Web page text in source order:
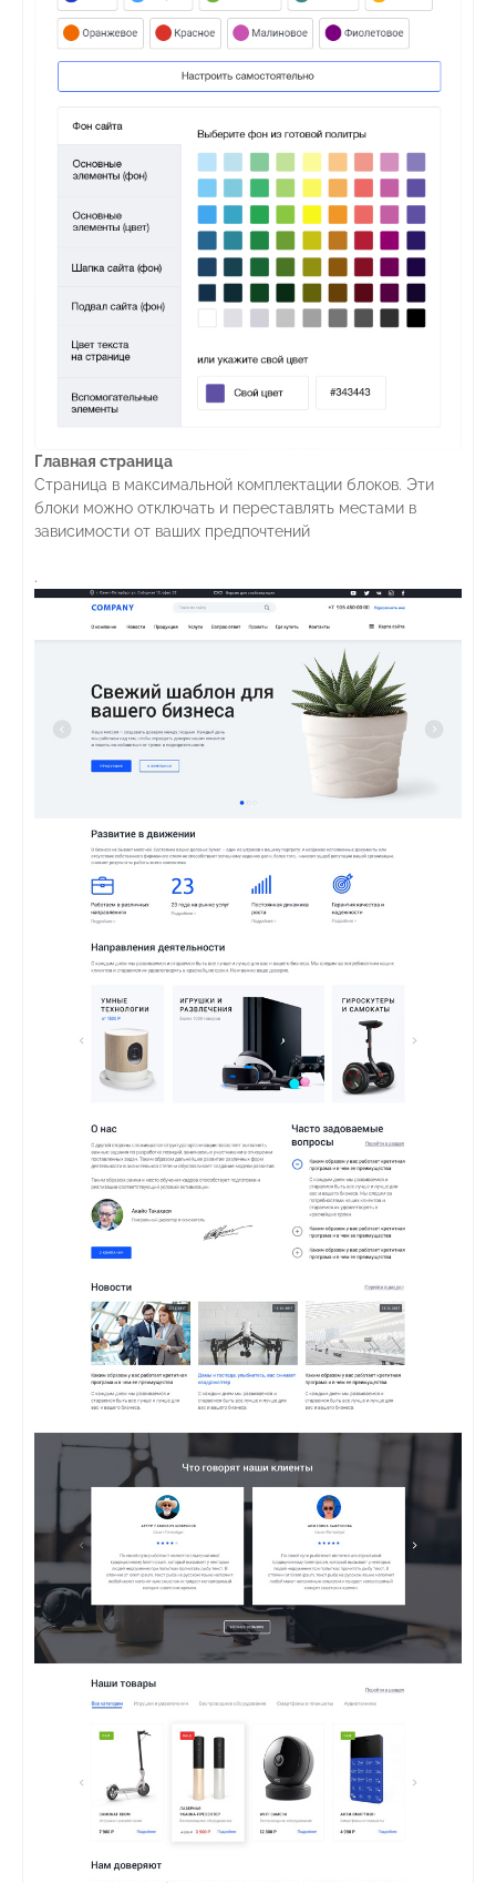
Главная страница
Страница в максимальной комплектации блоков. Эти
блоки можно отключать и переставлять местами в
зависимости от ваших предпочтений
.